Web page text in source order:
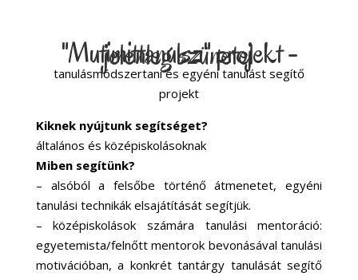
"Mutimittanulsz" projekt - jelenleg szünetel
tanulásmódszertani és egyéni tanulást segítő
projekt
Kiknek nyújtunk segítséget?
általános és középiskolásoknak
Miben segítünk?
– alsóból a felsőbe történő átmenetet, egyéni
tanulási technikák elsajátítását segítjük.
– középiskolások számára tanulási mentoráció:
egyetemista/felnőtt mentorok bevonásával tanulási
motivációban, a konkrét tantárgy tanulását segítő